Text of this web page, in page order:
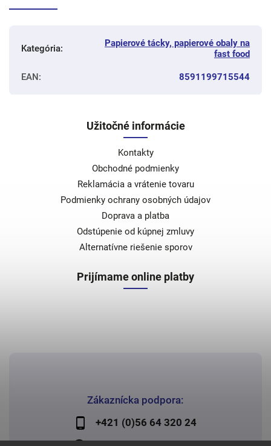
Kategória:
Papierové tácky, papierové obaly na
fast food
EAN: 8591199715544
Zákaznícka podpora:
+421 (0)56 64 320 24
Užitočné informácie
Kontakty
Obchodné podmienky
Reklamácia a vrátenie tovaru
Podmienky ochrany osobných údajov
Doprava a platba
Odstúpenie od kúpnej zmluvy
Alternatívne riešenie sporov
Prijímame online platby